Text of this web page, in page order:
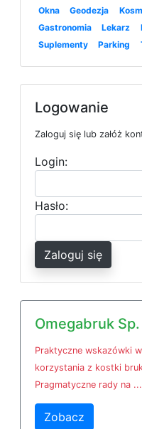
Okna
Geodezja
Gastronomia
Lekarz
Suplementy
Parking
Logowanie
Zaloguj się lub załóż
Login:
Hasło:
Zaloguj się
Omegabruk
Praktyczne wskazówki
korzystania z kostki
Pragmatyczne rady na ...
Zobacz